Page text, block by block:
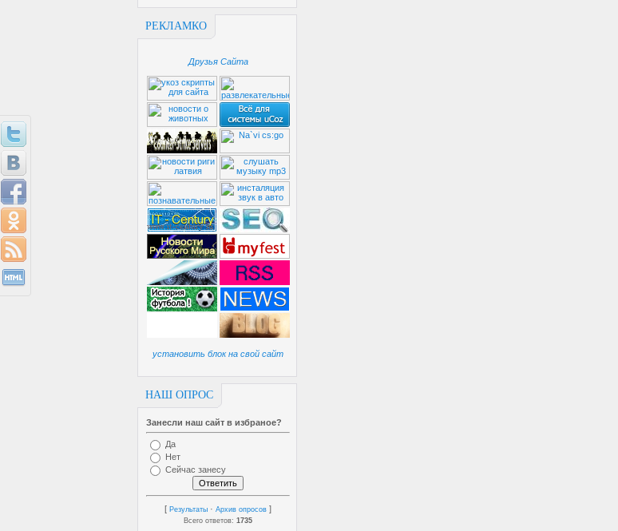
РЕКЛАМКО
Друзья Сайта
установить блок на свой сайт
НАШ ОПРОС
Занесли наш сайт в избраное?
Да
Нет
Сейчас занесу
[ Результаты · Архив опросов ]
Всего ответов: 1735